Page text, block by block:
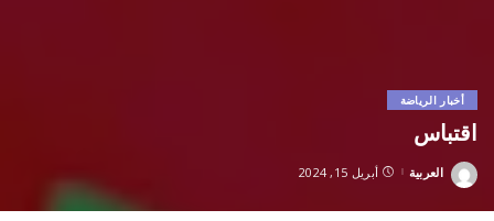
أخبار الرياضة
اقتباس
Posted
العربية أبريل 15, 2024